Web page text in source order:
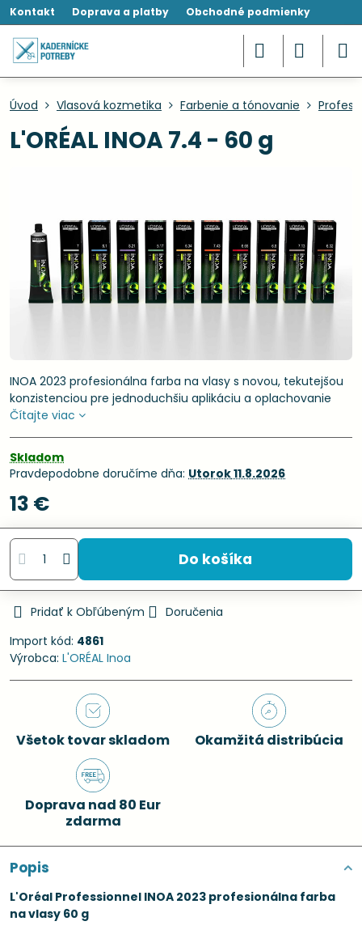
Kontakt Doprava a platby Obchodné podmienky
Úvod Vlasová kozmetika Farbenie a tónovanie
L'ORÉAL INOA 7.4 - 60 g
INOA 2023 profesionálna farba na vlasy s novou, tekutejšou
konzistenciou pre jednoduchšiu aplikáciu a oplachovanie
Čítajte viac
Skladom
Pravdepodobne doručíme dňa: Utorok11.8.2026
13 €
Do košíka
Pridať k Obľúbeným
Doručenia
Import kód: 4861
Výrobca: L'ORÉAL Inoa
Všetok tovar skladom Okamžitá distribúcia
Doprava nad 80 Eur
zdarma
Popis
L'Oréal Professionnel INOA 2023 profesionálna farba
na vlasy 60 g